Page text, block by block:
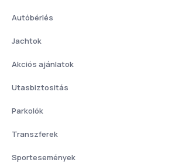
Autóbérlés
Jachtok
Akciós ajánlatok
Utasbiztositás
Parkolók
Transzferek
Sportesemények